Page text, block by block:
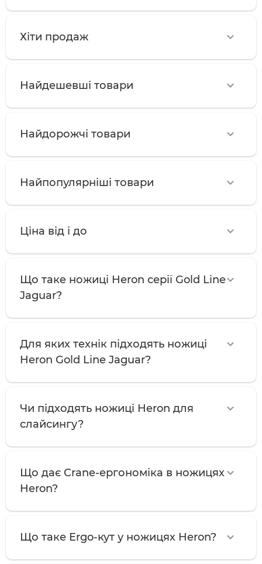
Хіти продаж
Найдешевші товари
Найдорожчі товари
Найпопулярніші товари
Ціна від і до
Що таке ножиці Heron серії Gold Line
Jaguar?
Для яких технік підходять ножиці
Heron Gold Line Jaguar?
Чи підходять ножиці Heron для
слайсингу?
Що дає Crane-ергономіка в ножицях
Heron?
Що таке Ergo-кут у ножицях Heron?